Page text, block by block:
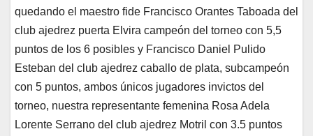
quedando el maestro fide Francisco Orantes Taboada del
club ajedrez puerta Elvira campeón del torneo con 5,5
puntos de los 6 posibles y Francisco Daniel Pulido
Esteban del club ajedrez caballo de plata, subcampeón
con 5 puntos, ambos únicos jugadores invictos del
torneo, nuestra representante femenina Rosa Adela
Lorente Serrano del club ajedrez Motril con 3.5 puntos